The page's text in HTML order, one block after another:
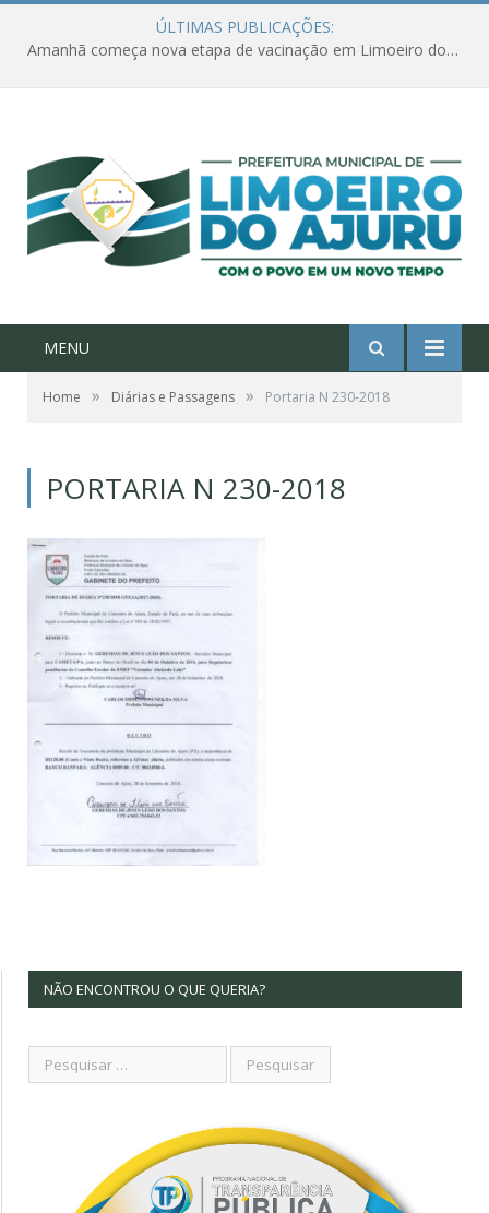
ÚLTIMAS PUBLICAÇÕES:
Amanhã começa nova etapa de vacinação em Limoeiro do Ajuru para idosos com 65 ou mais
MENU
Home » Diárias e Passagens » Portaria N 230-2018
PORTARIA N 230-2018
NÃO ENCONTROU O QUE QUERIA?